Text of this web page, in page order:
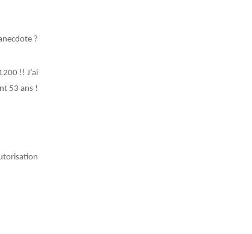
?
!! J’ai
53 ans !